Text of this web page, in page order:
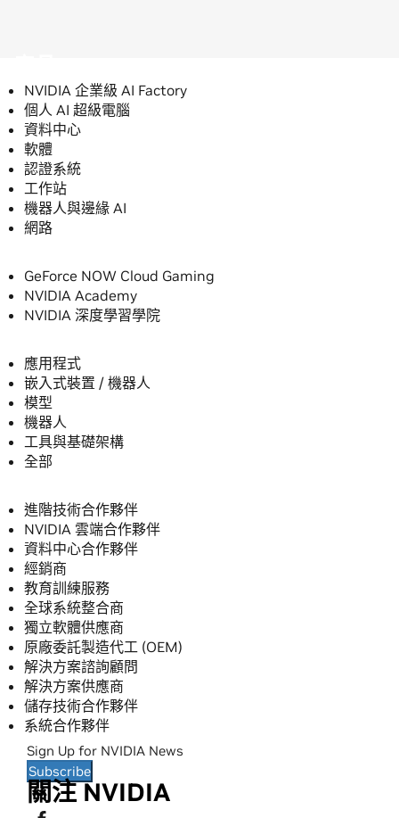
NVIDIA 企業級 AI Factory
個人 AI 超級電腦
資料中心
軟體
認證系統
工作站
機器人與邊緣 AI
網路
GeForce NOW Cloud Gaming
NVIDIA Academy
NVIDIA 深度學習學院
應用程式
嵌入式裝置 / 機器人
模型
機器人
工具與基礎架構
全部
進階技術合作夥伴
NVIDIA 雲端合作夥伴
資料中心合作夥伴
經銷商
教育訓練服務
全球系統整合商
獨立軟體供應商
原廠委託製造代工 (OEM)
解決方案諮詢顧問
解決方案供應商
儲存技術合作夥伴
系統合作夥伴
Sign Up for NVIDIA News
Subscribe
關注 NVIDIA